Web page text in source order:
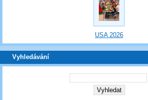
USA 2026
Vyhledávání